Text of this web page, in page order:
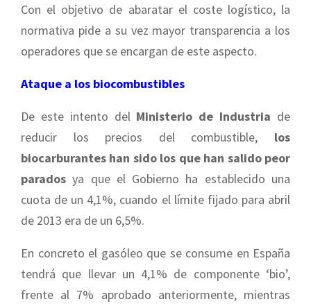
Con el objetivo de abaratar el coste logístico, la
normativa pide a su vez mayor transparencia a los
operadores que se encargan de este aspecto.
Ataque a los biocombustibles
De este intento del Ministerio de Industria de
reducir los precios del combustible, los
biocarburantes han sido los que han salido peor
parados ya que el Gobierno ha establecido una
cuota de un 4,1%, cuando el límite fijado para abril
de 2013 era de un 6,5%.
En concreto el gasóleo que se consume en España
tendrá que llevar un 4,1% de componente ‘bio’,
frente al 7% aprobado anteriormente, mientras